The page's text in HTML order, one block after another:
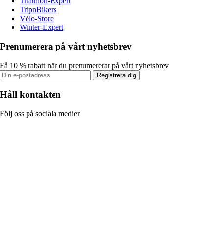
TripnBikers
Vélo-Store
Winter-Expert
Prenumerera på vårt nyhetsbrev
Få 10 % rabatt när du prenumererar på vårt nyhetsbrev
Registrera dig
Håll kontakten
Följ oss på sociala medier